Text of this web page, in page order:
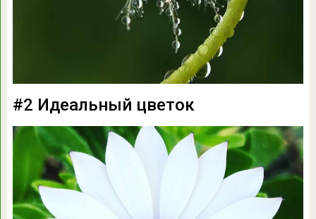
#2 Идеальный цветок